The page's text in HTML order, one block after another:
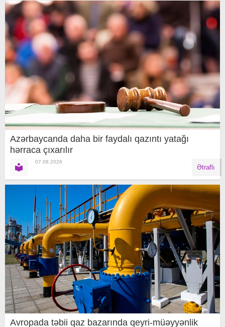
Azərbaycanda daha bir faydalı qazıntı yatağı
hərraca çıxarılır
07.08.2026
Ətraflı
Avropada təbii qaz bazarında qeyri-müəyyənlik